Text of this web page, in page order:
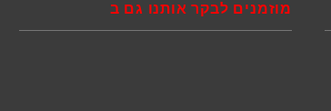
מוזמנים לבקר אותנו גם ב